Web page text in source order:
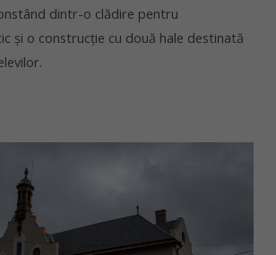
dintr-o clădire pentru
și o construcție cu două hale destinată